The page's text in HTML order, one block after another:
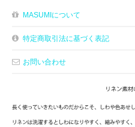
MASUMIについて
特定商取引法に基づく表記
お問い合わせ